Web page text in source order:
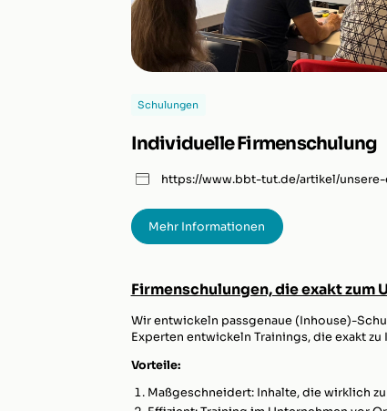
Schulungen
Individuelle Firmenschulung
https://www.bbt-tut.de/artikel/
Mehr Informationen
Firmenschulungen, die exakt zum
Wir entwickeln passgenaue (Inhouse)-
Experten entwickeln Trainings, die exakt
Vorteile:
Maßgeschneidert: Inhalte, die wirklich